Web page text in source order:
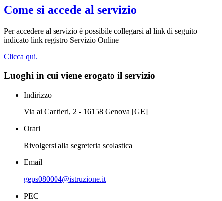
Come si accede al servizio
Per accedere al servizio è possibile collegarsi al link di seguito
indicato link registro Servizio Online
Clicca qui.
Luoghi in cui viene erogato il servizio
Indirizzo
Via ai Cantieri, 2 - 16158 Genova [GE]
Orari
Rivolgersi alla segreteria scolastica
Email
geps080004@istruzione.it
PEC